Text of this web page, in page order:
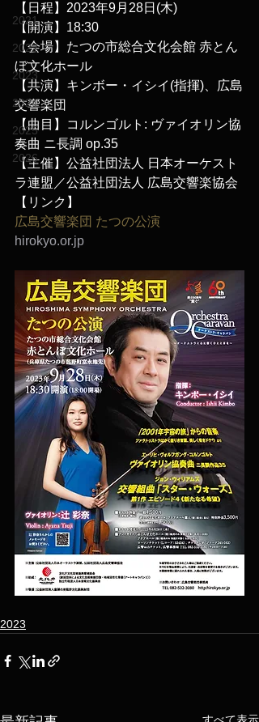
2021
2022
2023
2024
2025
2026
【日程】2023年9月28日(木)
【開演】18:30
【会場】たつの市総合文化会館 赤とん
ぼ文化ホール
【共演】キンボー・イシイ(指揮)、広島
交響楽団
【曲目】コルンゴルト: ヴァイオリン協
奏曲 ニ長調 op.35
【主催】公益社団法人 日本オーケスト
ラ連盟／公益社団法人 広島交響楽協会
【リンク】
広島交響楽団 たつの公演
hirokyo.or.jp
2023